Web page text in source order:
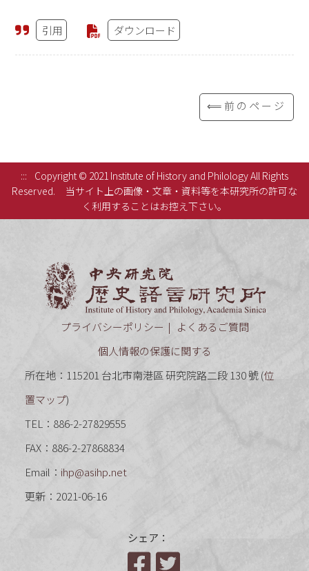
引用 ダウンロード
⟸前のページ
:::
Copyright © 2021 Institute of History and Philology All Rights
Reserved.
当サイト上の画像・文章・資料等を本研究所の許可な
く利用することはお控え下さい。
プライバシーポリシー
よくあるご質問
個人情報の保護に関する
所在地：115201 台北市南港區 研究院路二段 130 號 (位
置マップ)
TEL：886-2-27829555
FAX：886-2-27868834
Email： ihp@asihp.net
更新：2021-06-16
シェア：
Facebook